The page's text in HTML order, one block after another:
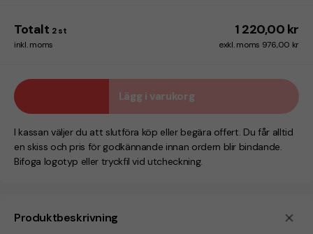
Produktbeskrivning
Totalt 2 st 1 220,00 kr
inkl. moms exkl. moms 976,00 kr
Lägg i varukorg
I kassan väljer du att slutföra köp eller begära offert. Du får alltid
en skiss och pris för godkännande innan ordern blir bindande.
Bifoga logotyp eller tryckfil vid utcheckning.